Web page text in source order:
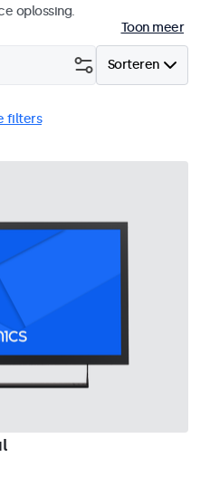
oplossing.
Toon meer
Sorteren
filters